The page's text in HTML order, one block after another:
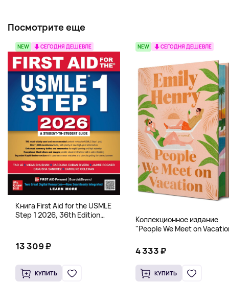
Посмотрите еще
NEW СЕГОДНЯ ДЕШЕВЛЕ
Книга First Aid for the USMLE
Step 1 2026, 36th Edition
13 309 ₽
КУПИТЬ
NEW СЕГОДНЯ ДЕШЕВЛЕ
Коллекционное издание
"People We Meet on
Hardcover
4 333 ₽
КУПИТЬ